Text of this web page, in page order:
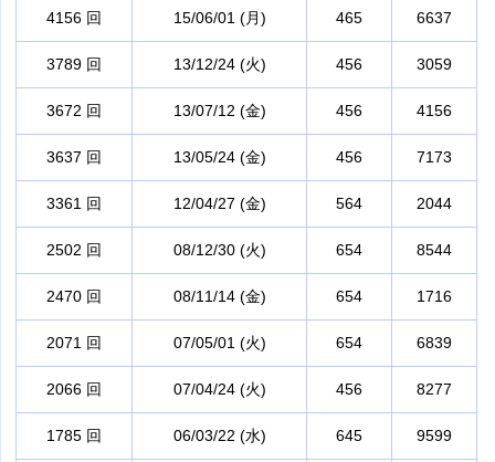
4156 回 15/06/01 (月) 465 6637
3789 回 13/12/24 (火) 456 3059
3672 回 13/07/12 (金) 456 4156
3637 回 13/05/24 (金) 456 7173
3361 回 12/04/27 (金) 564 2044
2502 回 08/12/30 (火) 654 8544
2470 回 08/11/14 (金) 654 1716
2071 回 07/05/01 (火) 654 6839
2066 回 07/04/24 (火) 456 8277
1785 回 06/03/22 (水) 645 9599